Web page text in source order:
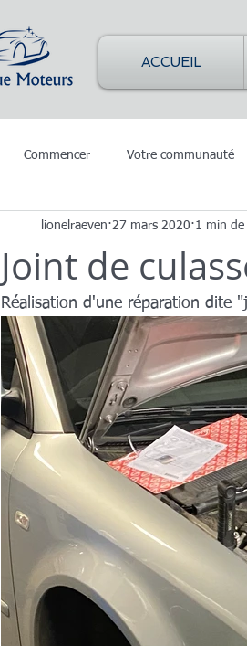
ACCUEIL
Commencer Votre communauté
Joint de
lionelraeven 27 mars 2020 1 min de
Réalisation d'une réparation dite